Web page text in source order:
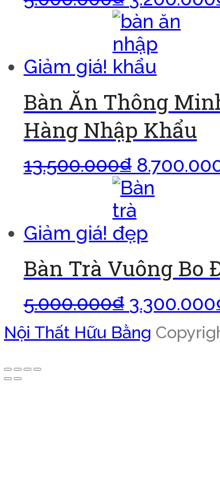
Giảm giá!
Bàn Ăn Thông
Hàng Nhập Khẩu
13.500.000₫
Giảm giá!
Bàn Trà Vuông Bo
5.000.000₫ 3.300.000
Nội Thất Hữu Bằng